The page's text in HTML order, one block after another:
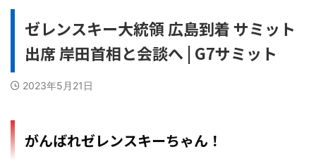
ゼレンスキー大統領 広島到着 サミット
出席 岸田首相と会談へ | G7サミット
2023年5月21日
がんばれゼレンスキーちゃん！